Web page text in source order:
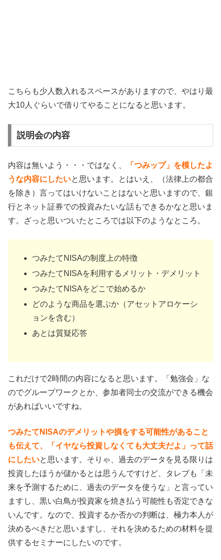
こちらも少人数入れるスペースがありますので、やはり最
大10人ぐらいで借りてやることになると思います。
説明会の内容
内容は無いよう・・・ではなく、
「つみップ」を模したよ
うな内容にしたいと思います。とはいえ、（法律上の都合
を除き）言ってはいけないことはないと思いますので、銀
行とネット証券での投資みたいな話もできるかなと思いま
す。ざっと思いついたところでは以下のようなところ。
つみたてNISAの制度上の特徴
つみたてNISAを利用するメリット・デメリット
つみたてNISAをどこで始めるか
どのような商品を選ぶか（アセットアロケーシ
ョンを含む）
あとは質疑応答
これだけで2時間の内容になると思います。「勉強会」な
のでグループワークとか、参加者同士の交流ができる機会
があればいいですね。
つみたてNISAのデメリットや損をする可能性があること
も伝えて、「イヤなら投資しなくても大丈夫だよ」って話
にしたいと思います。そりゃ、過去のデータを見る限りは
投資したほうが儲かるとは思うんですけど、タレブも「未
来を予測するために、過去のデータを使うな」と言ってい
ますし、黒い白鳥が投資家を焼き払う可能性も否定できな
いんです。なので、投資するか否かの判断は、極力本人が
決めるべきだと思いますし、それを決めるための材料を提
供するセミナーにしたいのです。